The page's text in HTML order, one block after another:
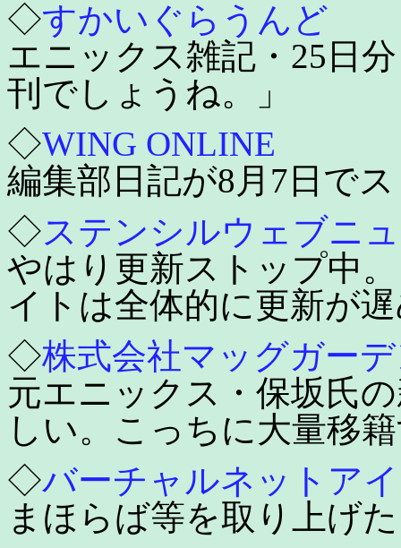
◇すかいぐらうんど
エニックス雑記・25日
刊でしょうね。」
◇WING ONLINE
編集部日記が8月7日で
◇ステンシルウェブニ
やはり更新ストップ中
イトは全体的に更新が
◇株式会社マッグガー
元エニックス・保坂氏
しい。こっちに大量移
◇バーチャルネットア
まほらば等を取り上げ